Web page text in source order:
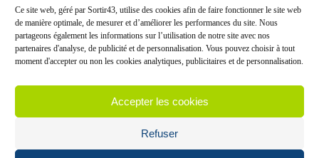
Ce site web, géré par Sortir43, utilise des cookies afin de faire fonctionner le site web
de manière optimale, de mesurer et d’améliorer les performances du site. Nous
partageons également les informations sur l’utilisation de notre site avec nos
partenaires d'analyse, de publicité et de personnalisation. Vous pouvez choisir à tout
moment d'accepter ou non les cookies analytiques, publicitaires et de personnalisation.
Accepter les cookies
Refuser